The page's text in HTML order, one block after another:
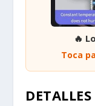
🔥
Toca